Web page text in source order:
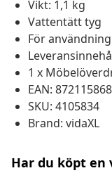
Vikt: 1,1 kg
Vattentätt tyg
För
1 x
EAN:
SKU: 4105834
Brand: vidaXL
Har du köpt en